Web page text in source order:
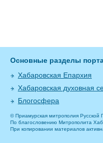
Основные разделы
Хабаровская Епархия
Хабаровская духовная
Блогосфера
© Приамурская митрополия Русской
По благословению Митрополита
При копировании материалов